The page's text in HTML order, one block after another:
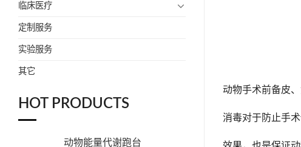
临床医疗
定制服务
实验服务
其它
HOT PRODUCTS
动物能量代谢跑台
动物手术前备皮
消毒对于防止手